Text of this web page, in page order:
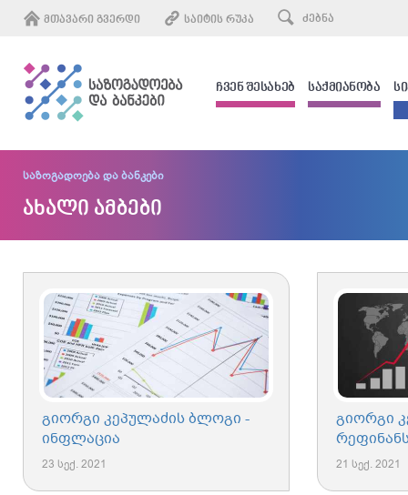
ᲛᲗᲐᲕᲐᲠᲘ ᲒᲕᲔᲠᲓᲘ ᲡᲐᲘᲢᲘᲡ ᲠᲣᲙᲐ
ᲩᲕᲔᲜ ᲨᲔᲡᲐᲮᲔᲑ ᲡᲐᲥᲛᲘᲐᲜᲝᲑᲐ
საზოგადოება და ბანკები
ახალი ამბები
გიორგი კეპულაძის ბლოგი -
ინფლაცია
23 სექ. 2021
გიორგი
21 სექ. 2021